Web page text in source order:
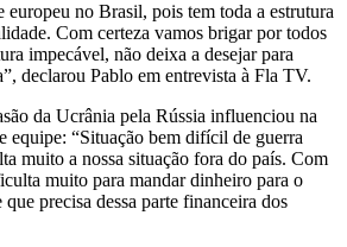
europeu no Brasil, pois tem toda a estrutura
Com certeza vamos brigar por todos
impecável, não deixa a desejar para
declarou Pablo em entrevista à Fla TV.
da Ucrânia pela Rússia influenciou na
equipe: “Situação bem difícil de guerra
muito a nossa situação fora do país. Com
muito para mandar dinheiro para o
precisa dessa parte financeira dos